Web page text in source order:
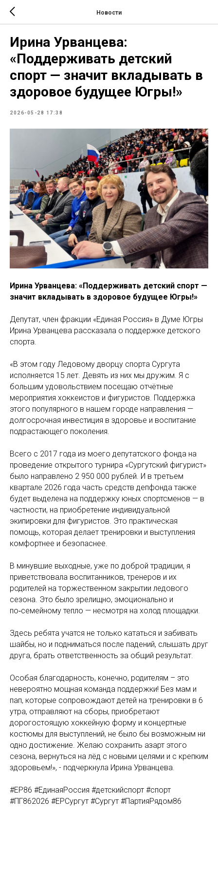
Новости
Ирина Урванцева:
«Поддерживать детский
спорт — значит вкладывать в
здоровое будущее Югры!»
2026-05-28 17:38
Ирина Урванцева: «Поддерживать детский спорт —
значит вкладывать в здоровое будущее Югры!»
Депутат, член фракции «Единая Россия» в Думе Югры
Ирина Урванцева рассказала о поддержке детского
спорта.
«В этом году Ледовому дворцу спорта Сургута
исполняется 15 лет. Девять из них мы дружим. Я с
большим удовольствием посещаю отчётные
мероприятия хоккеистов и фигуристов. Поддержка
этого популярного в нашем городе направления —
долгосрочная инвестиция в здоровье и воспитание
подрастающего поколения.
Всего с 2017 года из моего депутатского фонда на
проведение открытого турнира «Сургутский фигурист»
было направлено 2 950 000 рублей. И в третьем
квартале 2026 года часть средств депфонда также
будет выделена на поддержку юных спортсменов — в
частности, на приобретение индивидуальной
экипировки для фигуристов. Это практическая
помощь, которая делает тренировки и выступления
комфортнее и безопаснее.
В минувшие выходные, уже по доброй традиции, я
приветствовала воспитанников, тренеров и их
родителей на торжественном закрытии ледового
сезона. Это было зрелищно, эмоционально и
по‑семейному тепло — несмотря на холод площадки.
Здесь ребята учатся не только кататься и забивать
шайбы, но и подниматься после падений, слышать друг
друга, брать ответственность за общий результат.
Особая благодарность, конечно, родителям – это
невероятно мощная команда поддержки! Без мам и
пап, которые сопровождают детей на тренировки в 6
утра, отправляют на сборы, приобретают
дорогостоящую хоккейную форму и концертные
костюмы для выступлений, не было бы возможным ни
одно достижение. Желаю сохранить азарт этого
сезона, вернуться на лёд с новыми целями и с крепким
здоровьем!», - подчеркнула Ирина Урванцева.
#ЕР86 #ЕдинаяРоссия #детскийспорт #спорт
#ПГ862026 #ЕРСургут #Сургут #ПартияРядом86